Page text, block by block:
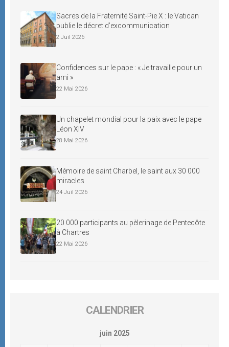
Sacres de la Fraternité Saint-Pie X : le Vatican
publie le décret d’excommunication
2 Juil 2026
Confidences sur le pape : « Je travaille pour un
ami »
22 Mai 2026
Un chapelet mondial pour la paix avec le pape
Léon XIV
28 Mai 2026
Mémoire de saint Charbel, le saint aux 30 000
miracles
24 Juil 2026
20 000 participants au pèlerinage de Pentecôte
à Chartres
22 Mai 2026
CALENDRIER
juin 2025